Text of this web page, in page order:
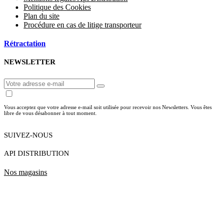
Politique des Cookies
Plan du site
Procédure en cas de litige transporteur
Rétractation
NEWSLETTER
Vous acceptez que votre adresse e-mail soit utilisée pour recevoir nos Newsletters. Vous êtes
libre de vous désabonner à tout moment.
SUIVEZ-NOUS
API DISTRIBUTION
Nos magasins